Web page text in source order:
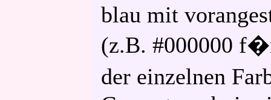
blau mit
(z.B. #000000
der einzelnen